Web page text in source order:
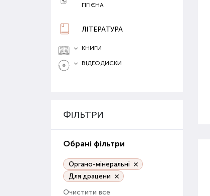
ГІГІЄНА
ЛІТЕРАТУРА
КНИГИ
ВІДЕОДИСКИ
ФІЛЬТРИ
Обрані фільтри
Органо-мінеральні
Для драцени
Очистити все